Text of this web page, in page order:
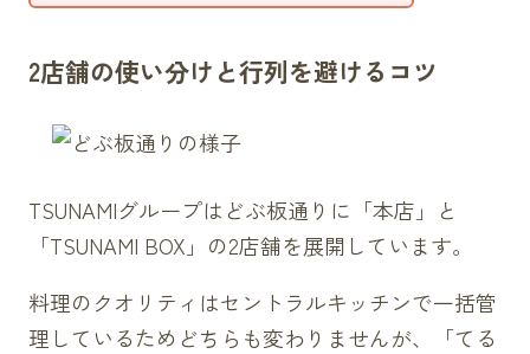
2店舗の使い分けと行列を避けるコツ
TSUNAMIグループはどぶ板通りに「本店」と
「TSUNAMI BOX」の2店舗を展開しています。
料理のクオリティはセントラルキッチンで一括管
理しているためどちらも変わりませんが、「てる